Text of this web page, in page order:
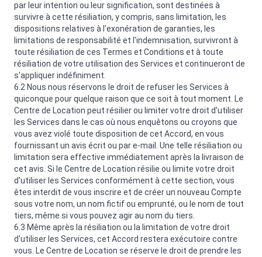
par leur intention ou leur signification, sont destinées à
survivre à cette résiliation, y compris, sans limitation, les
dispositions relatives à l'exonération de garanties, les
limitations de responsabilité et l'indemnisation, survivront à
toute résiliation de ces Termes et Conditions et à toute
résiliation de votre utilisation des Services et continueront de
s'appliquer indéfiniment.
6.2 Nous nous réservons le droit de refuser les Services à
quiconque pour quelque raison que ce soit à tout moment. Le
Centre de Location peut résilier ou limiter votre droit d'utiliser
les Services dans le cas où nous enquêtons ou croyons que
vous avez violé toute disposition de cet Accord, en vous
fournissant un avis écrit ou par e-mail. Une telle résiliation ou
limitation sera effective immédiatement après la livraison de
cet avis. Si le Centre de Location résilie ou limite votre droit
d'utiliser les Services conformément à cette section, vous
êtes interdit de vous inscrire et de créer un nouveau Compte
sous votre nom, un nom fictif ou emprunté, ou le nom de tout
tiers, même si vous pouvez agir au nom du tiers.
6.3 Même après la résiliation ou la limitation de votre droit
d'utiliser les Services, cet Accord restera exécutoire contre
vous. Le Centre de Location se réserve le droit de prendre les